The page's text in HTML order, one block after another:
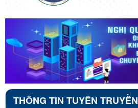
THÔNG TIN TUYÊN TRUYỀN